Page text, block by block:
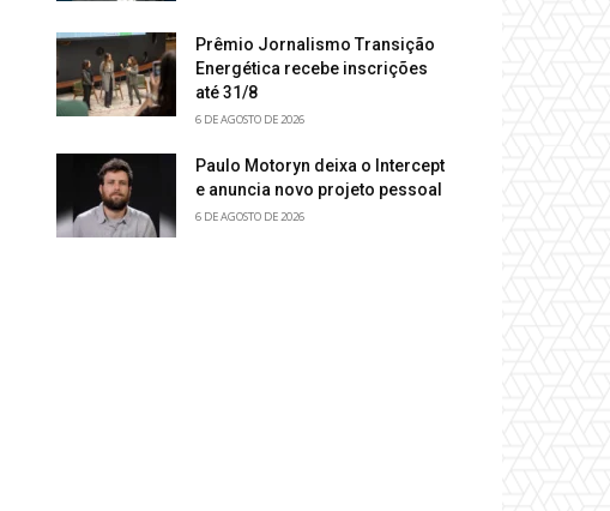
Prêmio Jornalismo Transição
Energética recebe inscrições
até 31/8
6 DE AGOSTO DE 2026
Paulo Motoryn deixa o Intercept
e anuncia novo projeto pessoal
6 DE AGOSTO DE 2026